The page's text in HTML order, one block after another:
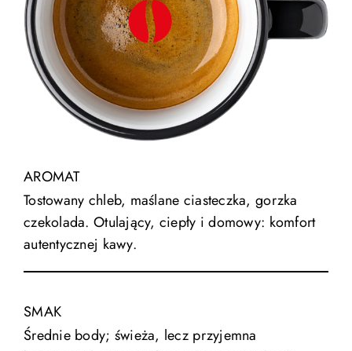
AROMAT
Tostowany chleb, maślane ciasteczka, gorzka
czekolada. Otulający, ciepły i domowy: komfort
autentycznej kawy.
SMAK
Średnie body; świeża, lecz przyjemna